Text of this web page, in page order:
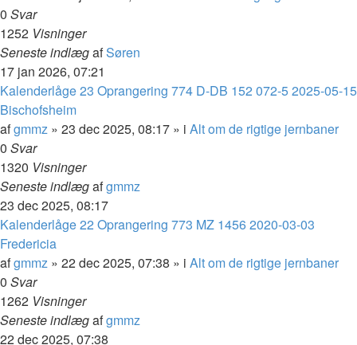
0 Svar
1252 Visninger
Seneste indlægafSøren
17 jan 2026, 07:21
Kalenderlåge 23 Oprangering 774 D-DB 152 072-5 2025-05-15
Bischofsheim
afgmmz » 23 dec 2025, 08:17 » i Alt om de rigtige jernbaner
0 Svar
1320 Visninger
Seneste indlægafgmmz
23 dec 2025, 08:17
Kalenderlåge 22 Oprangering 773 MZ 1456 2020-03-03
Fredericia
afgmmz » 22 dec 2025, 07:38 » i Alt om de rigtige jernbaner
0 Svar
1262 Visninger
Seneste indlægafgmmz
22 dec 2025, 07:38